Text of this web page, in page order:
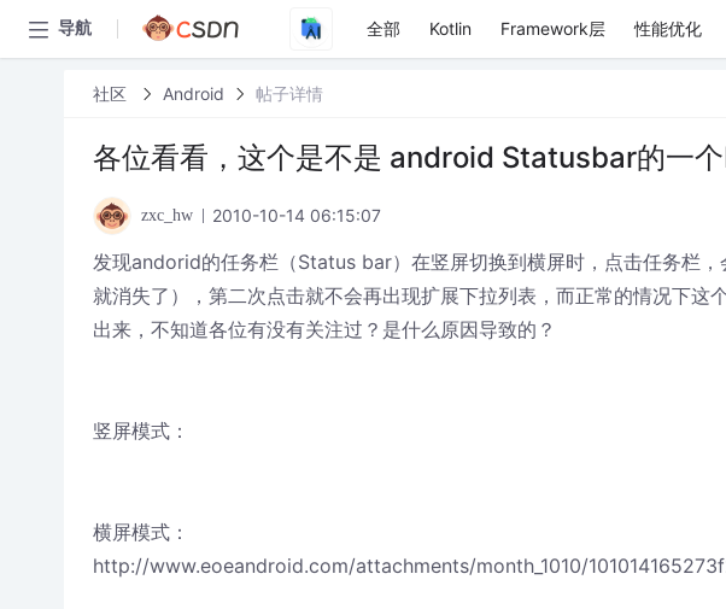
导航 全部 Kotlin Framework层 性能优化
社区 Android 帖子详情
各位看看，这个是不是 android Statusbar的一
zxc_hw 2010-10-14 06:15:07
发现andorid的任务栏（Status bar）在竖屏切换到横屏时，点击任务栏
就消失了），第二次点击就不会再出现扩展下拉列表，而正常的情况下这
出来，不知道各位有没有关注过？是什么原因导致的？
竖屏模式：
横屏模式：
http://www.eoeandroid.com/attachments/month_1010/